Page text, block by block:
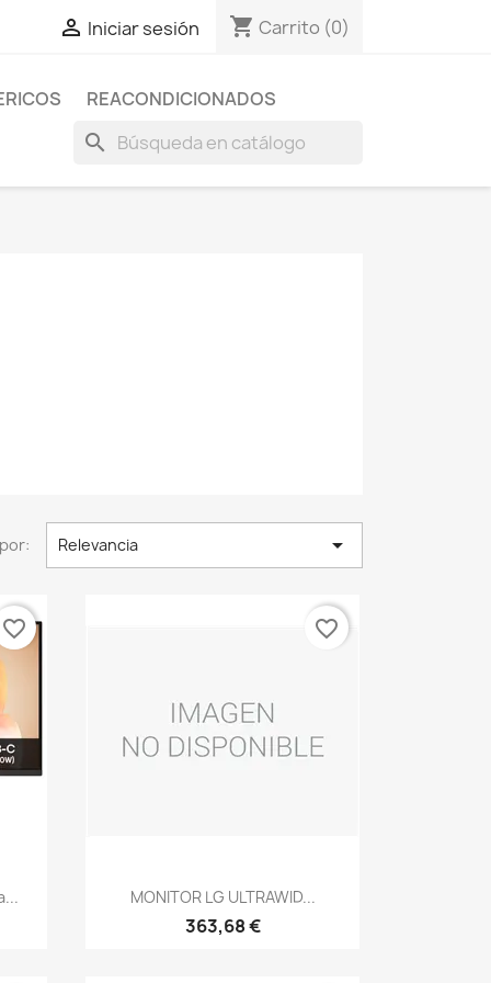
 Iniciar sesión shopping_cart Carrito (0)
REACONDICIONADOS
search
Relevancia 
favorite_border
Vista rápida
MONITOR LG ULTRAWID...
363,68 €
favorite_border